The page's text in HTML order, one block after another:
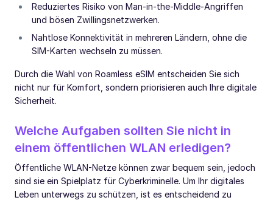
Reduziertes Risiko von Man-in-the-Middle-Angriffen
und bösen Zwillingsnetzwerken.
Nahtlose Konnektivität in mehreren Ländern, ohne die
SIM-Karten wechseln zu müssen.
Durch die Wahl von Roamless eSIM entscheiden Sie sich
nicht nur für Komfort, sondern priorisieren auch Ihre digitale
Sicherheit.
Welche Aufgaben sollten Sie nicht in
einem öffentlichen WLAN erledigen?
Öffentliche WLAN-Netze können zwar bequem sein, jedoch
sind sie ein Spielplatz für Cyberkriminelle. Um Ihr digitales
Leben unterwegs zu schützen, ist es entscheidend zu